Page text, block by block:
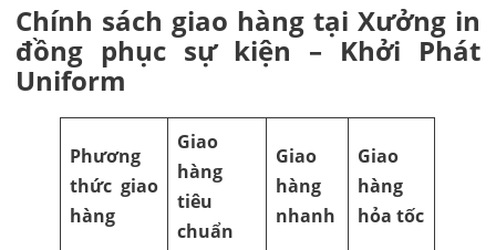
Chính sách giao hàng tại Xưởng in
đồng phục sự kiện – Khởi Phát
Uniform
Phương
thức giao
hàng
Giao
hàng
tiêu
chuẩn
Giao
hàng
nhanh
Giao
hàng
hỏa tốc